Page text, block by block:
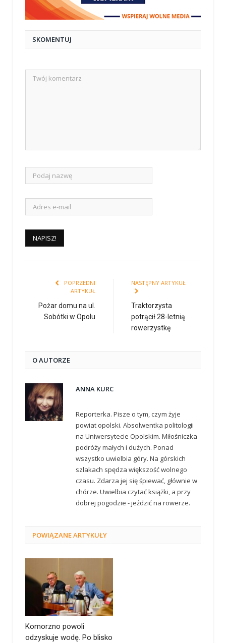
SKOMENTUJ
POPRZEDNI
ARTYKUŁ
Pożar domu na ul.
Sobótki w Opolu
NASTĘPNY ARTYKUŁ
Traktorzysta
potrącił 28-letnią
rowerzystkę
O AUTORZE
ANNA KURC
Reporterka. Pisze o tym, czym żyje
powiat opolski. Absolwentka politologii
na Uniwersytecie Opolskim. Miłośniczka
podróży małych i dużych. Ponad
wszystko uwielbia góry. Na górskich
szlakach spędza większość wolnego
czasu. Zdarza jej się śpiewać, głównie w
chórze. Uwielbia czytać książki, a przy
dobrej pogodzie - jeździć na rowerze.
POWIĄZANEARTYKUŁY
Komorzno powoli
odzyskuje wodę. Po blisko